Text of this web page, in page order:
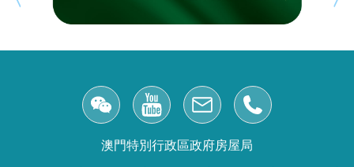
澳門特別行政區政府房屋局